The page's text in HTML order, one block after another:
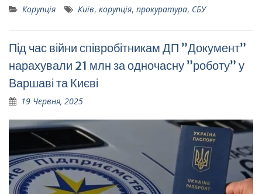
Корупція Київ, корупція, прокуратура, СБУ
Під час війни співробітникам ДП ”Документ”
нарахували 21 млн за одночасну ”роботу” у
Варшаві та Києві
19 Червня, 2025